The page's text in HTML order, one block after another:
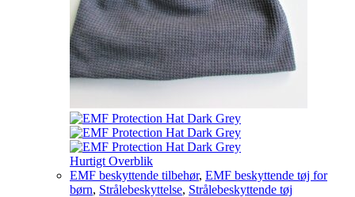
Hurtigt Overblik
EMF beskyttende tilbehør, EMF beskyttende tøj for
børn, Strålebeskyttelse, Strålebeskyttende tøj